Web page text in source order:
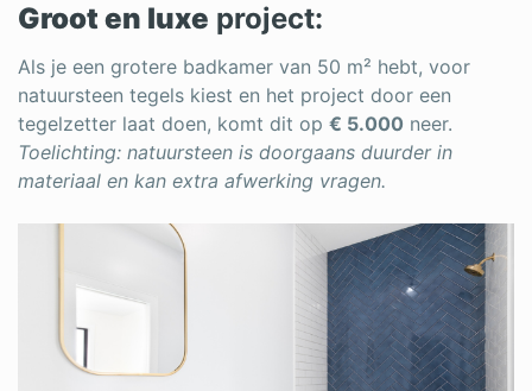
Groot en luxe project:
Als je een grotere badkamer van 50 m² hebt, voor
natuursteen tegels kiest en het project door een
tegelzetter laat doen, komt dit op € 5.000 neer.
Toelichting: natuursteen is doorgaans duurder in
materiaal en kan extra afwerking vragen.